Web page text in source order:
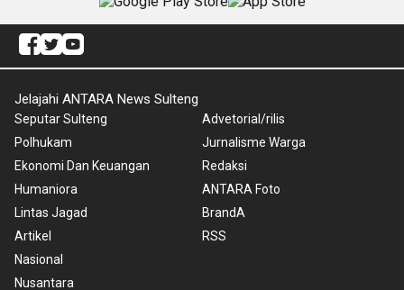
Jelajahi ANTARA News Sulteng
Seputar Sulteng
Polhukam
Ekonomi Dan Keuangan
Humaniora
Lintas Jagad
Artikel
Nasional
Nusantara
Advetorial/rilis
Jurnalisme Warga
Redaksi
ANTARA Foto
BrandA
RSS